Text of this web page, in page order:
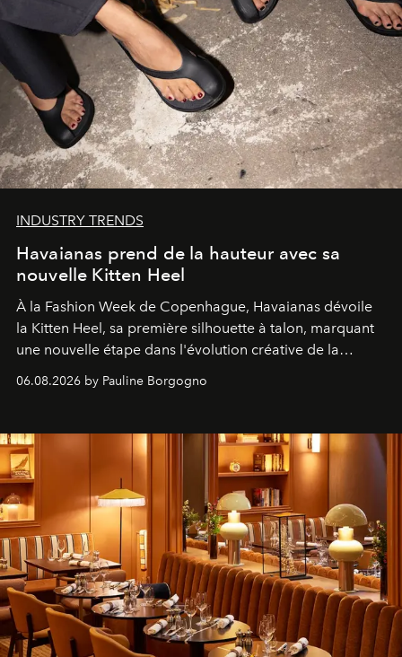
INDUSTRY TRENDS
Havaianas prend de la hauteur avec sa
nouvelle Kitten Heel
À la Fashion Week de Copenhague, Havaianas dévoile
la Kitten Heel, sa première silhouette à talon, marquant
une nouvelle étape dans l'évolution créative de la
06.08.2026 by Pauline Borgogno